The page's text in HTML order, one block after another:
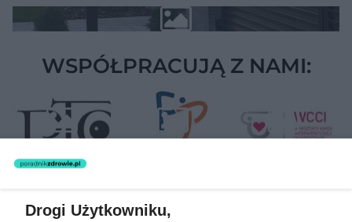
WSPÓŁPRACUJĄ Z NAMI:
Drogi Użytkowniku,